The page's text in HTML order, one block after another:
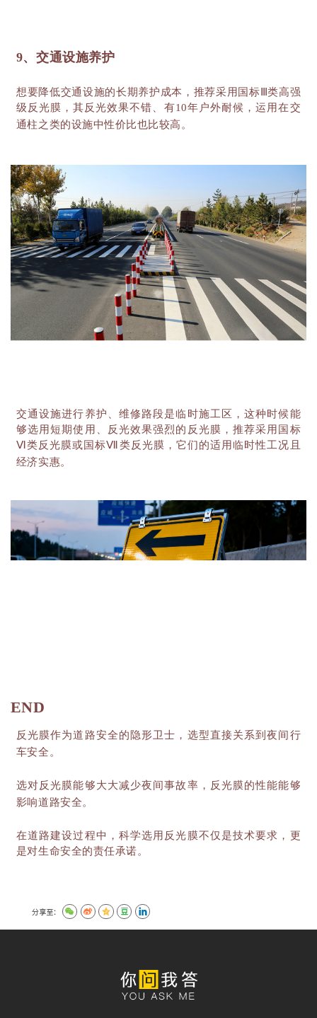
9、交通设施养护
想要降低交通设施的长期养护成本，推荐采用国标 Ⅲ类高强
级反光膜，其反光效果不错、有10年户外耐候，运用在交
通柱之类的设施中性价比也比较高。
交通设施进行养护、维修路段是临时施工区，这种时候能
够选用短期使用、反光效果强烈的反光膜，推荐采用国标
Ⅵ类反光膜或国标Ⅶ类反光膜 ，它们的适用临时性工况且
经济实惠。
END
反光膜作为道路安全的隐形卫士，选型直接关系到夜间行
车安全。
选对反光膜能够大大减少夜间事故率，反光膜的性能能够
影响道路安全。
在道路建设过程中，科学选用反光膜不仅是技术要求，更
是对生命安全的责任承诺。
分享至：